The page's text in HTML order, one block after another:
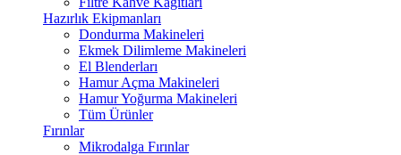
Hazırlık Ekipmanları
Dondurma Makineleri
Ekmek Dilimleme Makineleri
El Blenderları
Hamur Açma Makineleri
Hamur Yoğurma Makineleri
Tüm Ürünler
Fırınlar
Mikrodalga Fırınlar